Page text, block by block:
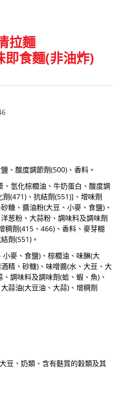
拉麵
即食麵(非油炸)
、酸度調節劑(500)、香料。
、氫化棕櫚油、牛奶蛋白、酸度調
劑(471)、抗結劑(551)]、增味劑
糖、醬油粉(大豆、小麥、食鹽)、
葱粉、大蒜粉、調味料及調味劑
稠劑(415、466)、香料、麥芽糊
劑(551)。
小麥、食鹽)、棕櫚油、味醂(大
精、砂糖)、味噌醬(水、大豆、大
調味料及調味劑(蛤、蝦、魚)、
蒜油(大豆油、大蒜)、增稠劑
豆、奶類、含有麩質的穀類及其